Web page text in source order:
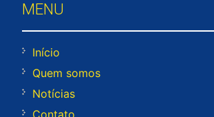
MENU
Início
Quem somos
Notícias